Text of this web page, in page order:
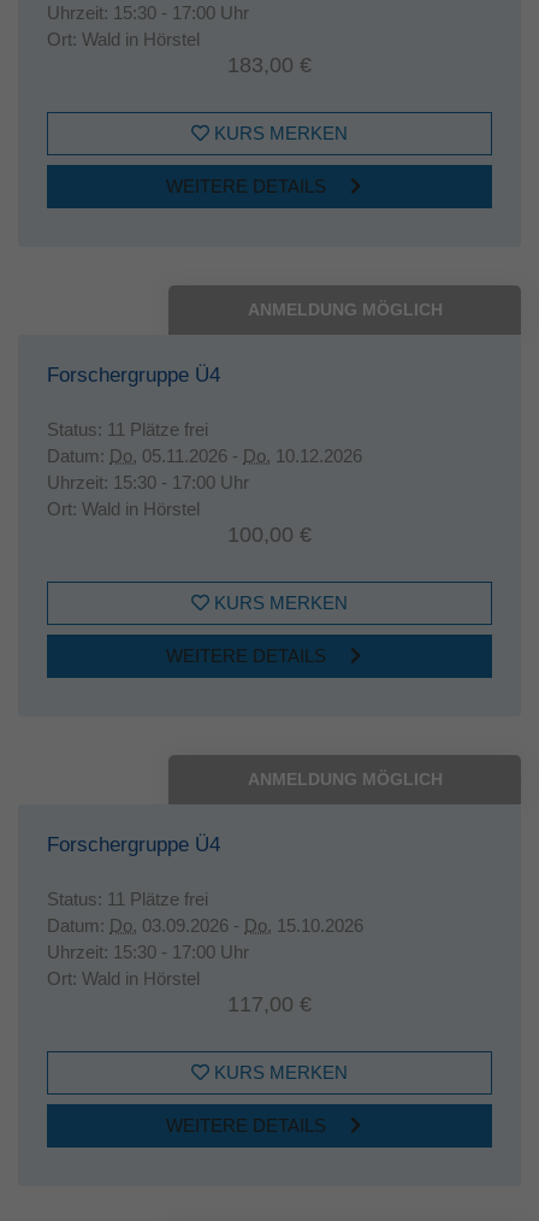
Uhrzeit: 15:30 - 17:00 Uhr
Ort: Wald in Hörstel
183,00 €
KURS MERKEN
WEITERE DETAILS
ANMELDUNG MÖGLICH
Forschergruppe Ü4
Status: 11 Plätze frei
Datum: Do. 05.11.2026 - Do. 10.12.2026
Uhrzeit: 15:30 - 17:00 Uhr
Ort: Wald in Hörstel
100,00 €
KURS MERKEN
WEITERE DETAILS
ANMELDUNG MÖGLICH
Forschergruppe Ü4
Status: 11 Plätze frei
Datum: Do. 03.09.2026 - Do. 15.10.2026
Uhrzeit: 15:30 - 17:00 Uhr
Ort: Wald in Hörstel
117,00 €
KURS MERKEN
WEITERE DETAILS